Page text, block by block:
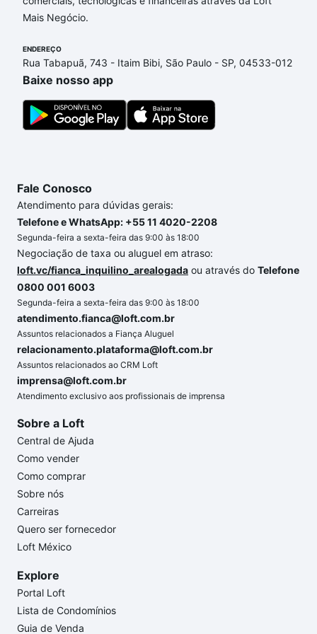
nossas opções de financiamento imobiliário as
ainda tem alguma dúvida dos custos envolvidos no
processo de compra, veja em nosso portal quanto
custa comprar um apartamento
gente para comprar o imóvel dos seus sonhos com
segurança e conforto. Loft, com você até as
Mais Negócio.
ENDEREÇO
Rua Tabapuã, 743 - Itaim Bibi, São Paulo - SP, 04533-012
Baixe nosso app
Fale Conosco
Atendimento para dúvidas gerais:
Telefone e WhatsApp: +55 11 4020-2208
Segunda-feira a sexta-feira das 9:00 às 18:00
Negociação de taxa ou aluguel em atraso:
loft.vc/fianca_inquilino_arealogada ou através do Telefone
0800 001 6003
Segunda-feira a sexta-feira das 9:00 às 18:00
atendimento.fianca@loft.com.br
Assuntos relacionados a Fiança Aluguel
relacionamento.plataforma@loft.com.br
Assuntos relacionados ao CRM Loft
imprensa@loft.com.br
Atendimento exclusivo aos profissionais de imprensa
Sobre a Loft
Central de Ajuda
Como vender
Como comprar
Sobre nós
Carreiras
Quero ser fornecedor
Loft México
Explore
Portal Loft
Lista de Condomínios
Guia de Venda